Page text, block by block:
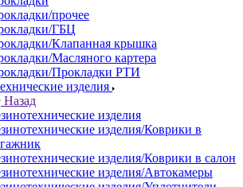
прочее
ГБЦ
Клапанная крышка
Масляного картера
Прокладки РТИ
изделия
Назад
изделия
изделия/Коврики в
изделия/Коврики в салон
изделия/Автокамеры